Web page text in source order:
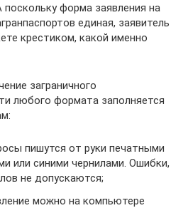
форма заявления на
единая, заявитель
крестиком, какой именно
заграничного
любого формата заполняется
пишутся от руки печатными
или синими чернилами. Ошибки,
не допускаются;
можно на компьютере